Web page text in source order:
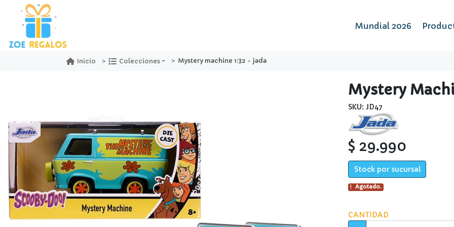
Mundial 2026
Inicio Colecciones Mystery machine 1:32 - jada
Mystery
SKU: JD47
$ 29.990
Stock por sucursal
Agotado.
CANTIDAD